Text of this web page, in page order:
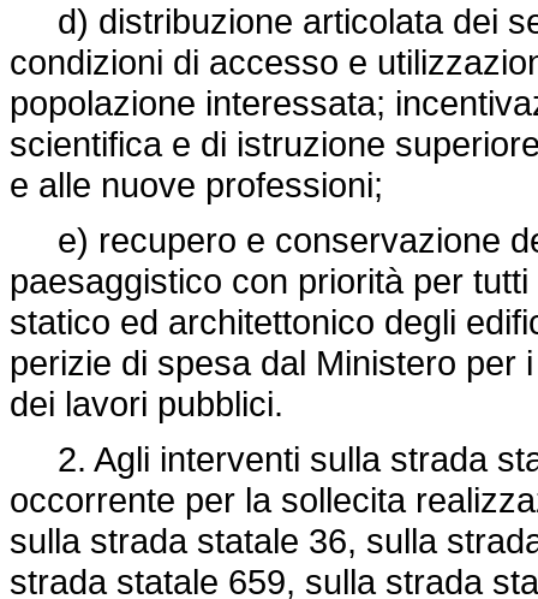
d) distribuzione articolata dei
condizioni di accesso e
popolazione interessata;
scientifica e di istruzione
e alle nuove professioni;
e) recupero e conservazione
paesaggistico con priorità per
statico ed architettonico degli
perizie di spesa dal Ministero per
dei lavori pubblici.
2. Agli interventi sulla strada
occorrente per la sollecita
sulla strada statale 36, sulla
strada statale 659, sulla strada